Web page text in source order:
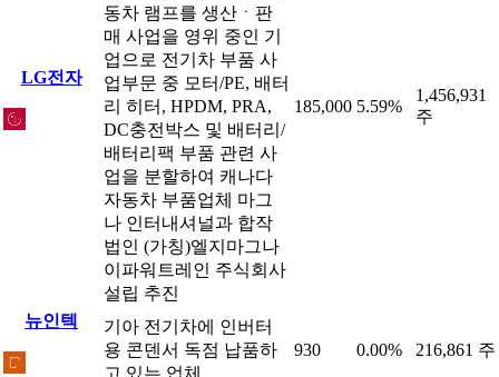
LG전자
동차 램프를 생산ㆍ판
매 사업을 영위 중인 기
업으로 전기차 부품 사
업부문 중 모터/PE, 배터
리 히터, HPDM, PRA,
DC충전박스 및 배터리/
배터리팩 부품 관련 사
업을 분할하여 캐나다
자동차 부품업체 마그
나 인터내셔널과 합작
법인 (가칭)엘지마그나
이파워트레인 주식회사
설립 추진
185,000 5.59%
1,456,931
주
뉴인텍
기아 전기차에 인버터
용 콘덴서 독점 납품하
고 있는 업체
930 0.00% 216,861 주